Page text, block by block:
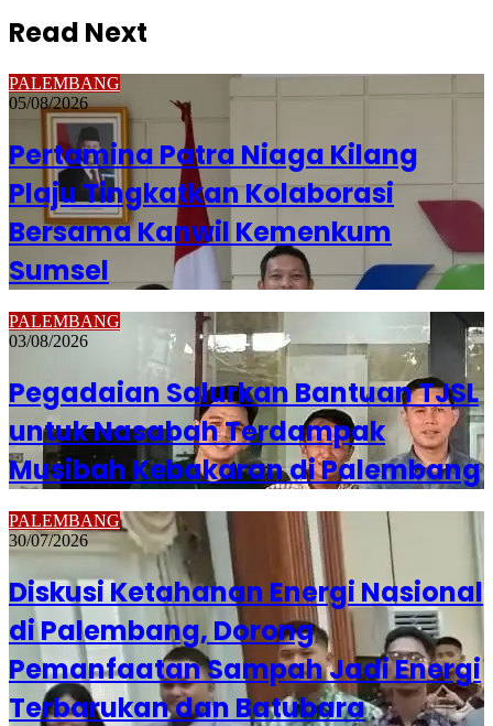
Read Next
PALEMBANG
05/08/2026
Pertamina Patra Niaga Kilang
Plaju Tingkatkan Kolaborasi
Bersama Kanwil Kemenkum
Sumsel
PALEMBANG
03/08/2026
Pegadaian Salurkan Bantuan TJSL
untuk Nasabah Terdampak
Musibah Kebakaran di Palembang
PALEMBANG
30/07/2026
Diskusi Ketahanan Energi Nasional
di Palembang, Dorong
Pemanfaatan Sampah Jadi Energi
Terbarukan dan Batubara